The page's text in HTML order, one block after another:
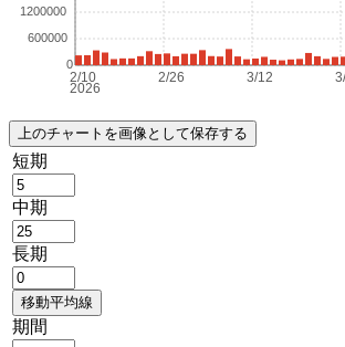
短期
中期
長期
期間